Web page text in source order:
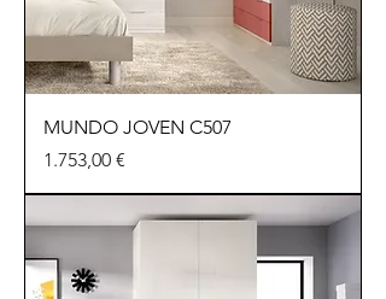
MUNDO JOVEN C507
Preu
1.753,00 €